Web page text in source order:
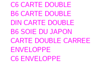
C6 CARTE DOUBLE
B6 CARTE DOUBLE
DIN CARTE DOUBLE
B6 SOIE DU JAPON
CARTE DOUBLE CARREE
ENVELOPPE
C6 ENVELOPPE